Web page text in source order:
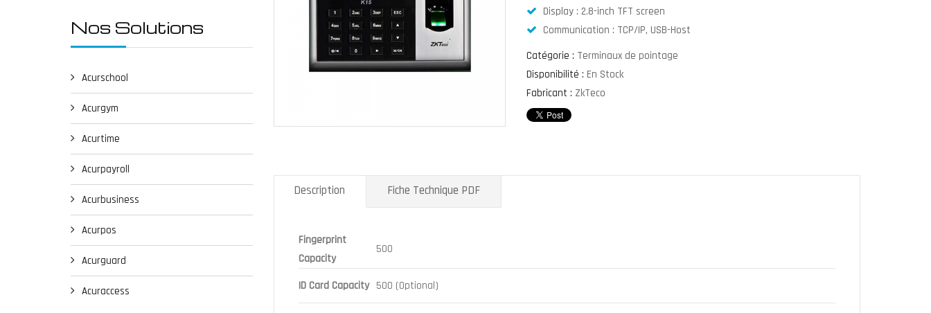
Nos Solutions
Acurschool
Acurgym
Acurtime
Acurpayroll
Acurbusiness
Acurpos
Acurguard
Acuraccess
Display : 2.8-inch TFT screen
Communication : TCP/IP, USB-Host
Catégorie : Terminaux de pointage
Disponibilité : En Stock
Fabricant : ZkTeco
Description Fiche Technique PDF
Fingerprint
Capacity
500
ID Card Capacity 500 (Optional)